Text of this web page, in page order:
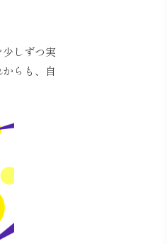
しずつ実
らも、自